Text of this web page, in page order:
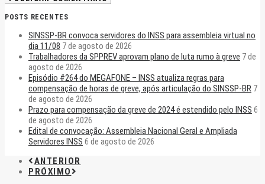
POSTS RECENTES
SINSSP-BR convoca servidores do INSS para assembleia virtual no
dia 11/08 7 de agosto de 2026
Trabalhadores da SPPREV aprovam plano de luta rumo à greve 7 de
agosto de 2026
Episódio #264 do MEGAFONE – INSS atualiza regras para
compensação de horas de greve, após articulação do SINSSP-BR 7
de agosto de 2026
Prazo para compensação da greve de 2024 é estendido pelo INSS 6
de agosto de 2026
Edital de convocação: Assembleia Nacional Geral e Ampliada
Servidores INSS 6 de agosto de 2026
ANTERIOR
PRÓXIMO